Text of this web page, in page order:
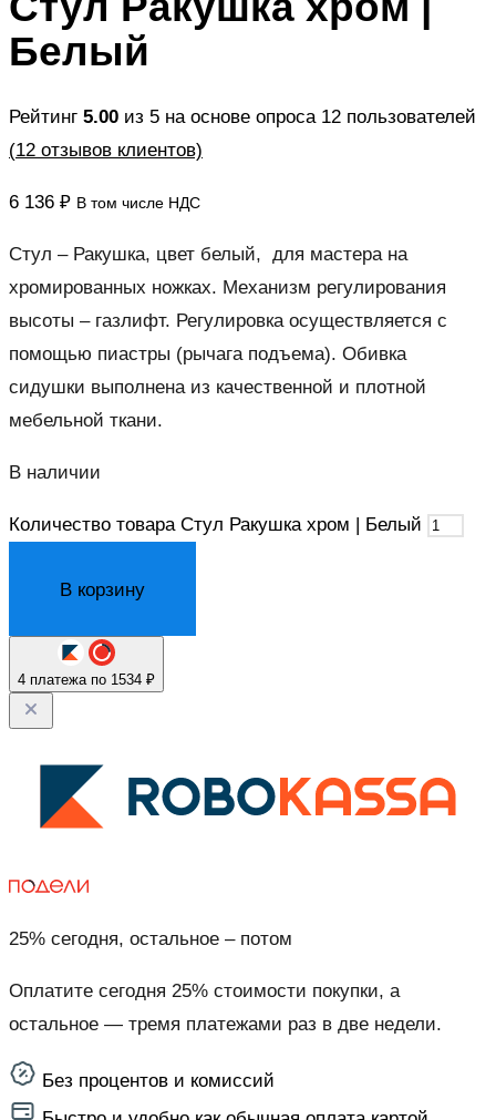
Белый
Рейтинг 5.00 из 5 на основе опроса 12 пользователей
(12 отзывов клиентов)
6 136 ₽ В том числе НДС
Стул – Ракушка, цвет белый, для мастера на
хромированных ножках. Механизм регулирования
высоты – газлифт. Регулировка осуществляется с
помощью пиастры (рычага подъема). Обивка
сидушки выполнена из качественной и плотной
мебельной ткани.
В наличии
Количество товара Стул Ракушка хром | Белый
В корзину
4 платежа по 1534 ₽
25% сегодня, остальное – потом
Оплатите сегодня 25% стоимости покупки, а
остальное — тремя платежами раз в две недели.
Без процентов и комиссий